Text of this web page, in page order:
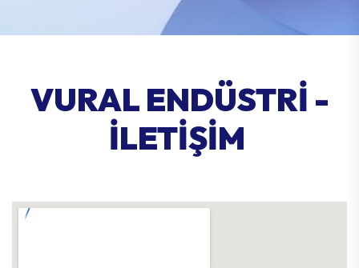
VURAL ENDÜSTRİ -
İLETİŞİM